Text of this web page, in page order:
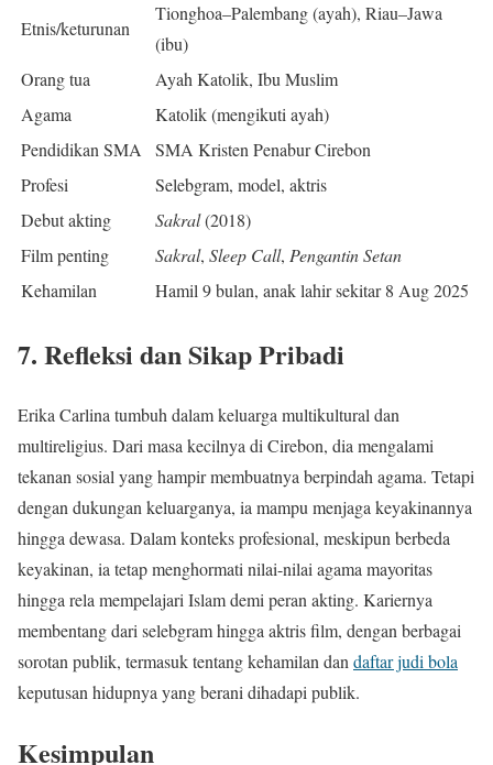
Etnis/keturunan
Tionghoa–Palembang (ayah), Riau–Jawa
(ibu)
Orang tua
Ayah Katolik, Ibu Muslim
Agama
Katolik (mengikuti ayah)
Pendidikan SMA
SMA Kristen Penabur Cirebon
Profesi
Selebgram, model, aktris
Debut akting
Sakral(2018)
Film penting
Sakral, Sleep Call, Pengantin Setan
Kehamilan
Hamil 9 bulan, anak lahir sekitar 8 Aug 2025
7. Refleksi dan Sikap Pribadi
Erika Carlina tumbuh dalam keluarga multikultural dan
multireligius. Dari masa kecilnya di Cirebon, dia mengalami
tekanan sosial yang hampir membuatnya berpindah agama. Tetapi
dengan dukungan keluarganya, ia mampu menjaga keyakinannya
hingga dewasa. Dalam konteks profesional, meskipun berbeda
keyakinan, ia tetap menghormati nilai-nilai agama mayoritas
hingga rela mempelajari Islam demi peran akting. Kariernya
membentang dari selebgram hingga aktris film, dengan berbagai
sorotan publik, termasuk tentang kehamilan dan daftar judi bola
keputusan hidupnya yang berani dihadapi publik.
Kesimpulan